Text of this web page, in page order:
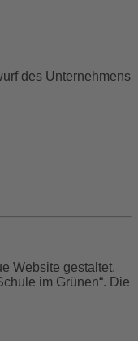
des Unternehmens
Website gestaltet.
im Grünen“. Die